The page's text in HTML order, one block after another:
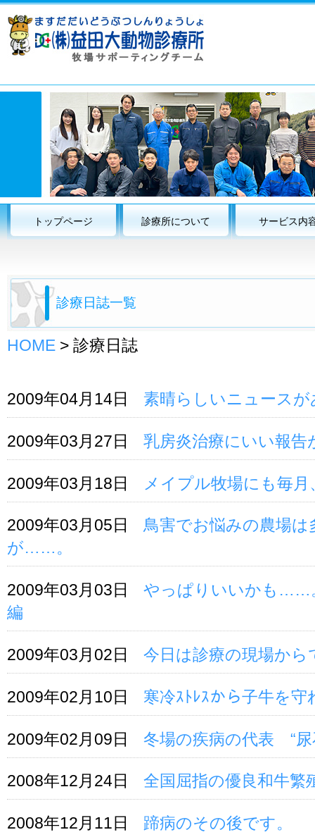
トップページ 診療所について サービス内
診療日誌一覧
HOME > 診療日誌
2009年04月14日 素晴らしいニュース
2009年03月27日 乳房炎治療にいい報告
2009年03月18日 メイプル牧場にも毎
2009年03月05日
鳥害でお悩みの農場
が……。
2009年03月03日
やっぱりいいかも……
編
2009年03月02日 今日は診療の現場か
2009年02月10日 寒冷ｽﾄﾚｽから子牛を守
2009年02月09日 冬場の疾病の代表 “尿
2008年12月24日 全国屈指の優良和牛繁
2008年12月11日 蹄病のその後です。